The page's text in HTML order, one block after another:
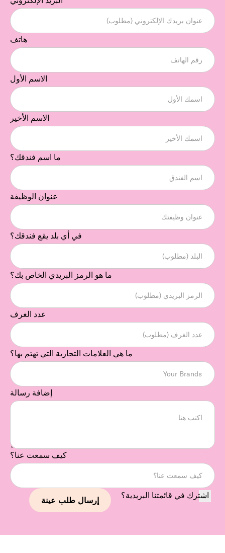
هاتف
الاسم الأول
الاسم الأخير
ما اسم فندقك؟
عنوان الوظيفة
في أي بلد يقع فندقك؟
ما هو الرمز البريدي الخاص بك؟
عدد الغرف
ما هي العلامات التجارية التي تهتم بها؟
إضافة رسالة
كيف سمعت عنا؟
اشترك في قائمتنا البريدية؟